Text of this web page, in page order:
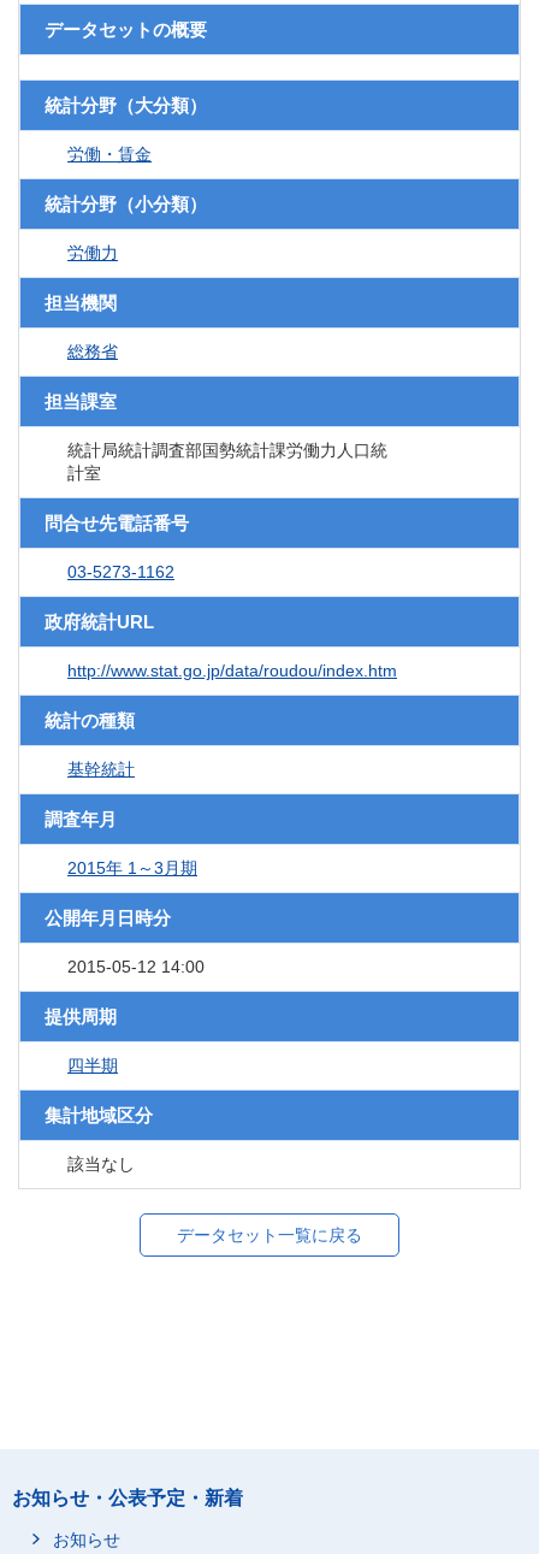
データセットの概要
統計分野（大分類）
労働・賃金
統計分野（小分類）
労働力
担当機関
総務省
担当課室
統計局統計調査部国勢統計課労働力人口統
計室
問合せ先電話番号
03-5273-1162
政府統計URL
http://www.stat.go.jp/data/roudou/index.htm
統計の種類
基幹統計
調査年月
2015年 1～3月期
公開年月日時分
2015-05-12 14:00
提供周期
四半期
集計地域区分
該当なし
データセット一覧に戻る
お知らせ・公表予定・新着
お知らせ